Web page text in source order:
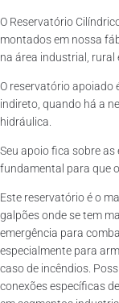
O Reservatório
montados em nossa
na área industrial, rural
O reservatório apoiado
indireto, quando há a
hidráulica.
Seu apoio fica sobre
fundamental para que
Este reservatório é o
galpões onde se tem
emergência para
especialmente para
caso de incêndios.
conexões específicas